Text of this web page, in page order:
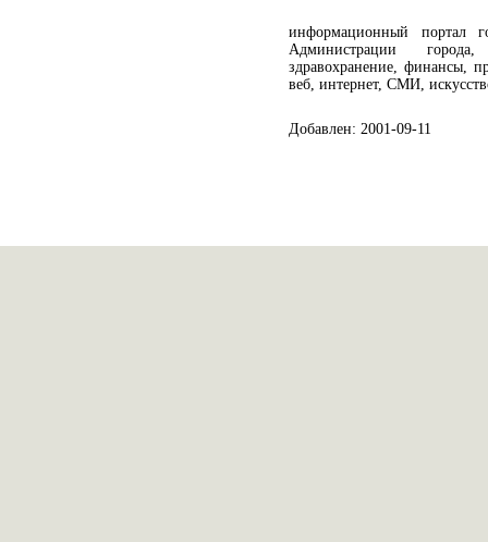
информационный портал
Администрации
здравохранение, финансы,
веб, интернет, СМИ,
Добавлен: 2001-09-11